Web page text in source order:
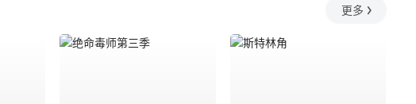
更多